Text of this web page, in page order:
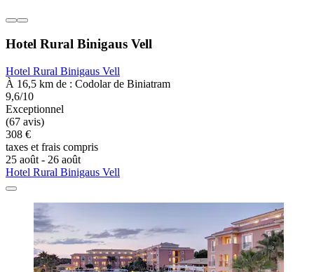
Hotel Rural Binigaus Vell
Hotel Rural Binigaus Vell
À 16,5 km de : Codolar de Biniatram
9,6/10
Exceptionnel
(67 avis)
308 €
taxes et frais compris
25 août - 26 août
Hotel Rural Binigaus Vell